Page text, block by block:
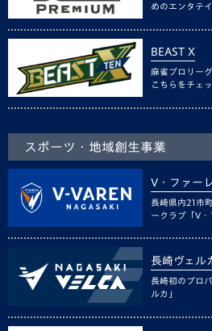
めのエンタテ
BEAST X
麻雀プロリー
こちらをチェッ
スポーツ・地域創生事業
V・ファー
長崎県内21市
ークラブ「V・
長崎ヴェル
長崎初のプロ
ルカ」